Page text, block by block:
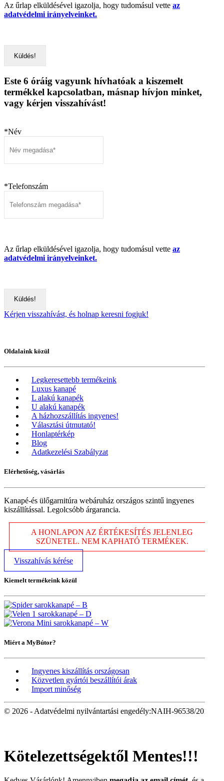
Az űrlap elküldésével igazolja, hogy tudomásul vette az
adatvédelmi irányelveinket.
Este 6 óráig vagyunk hívhatóak a kiszemelt
termékkel kapcsolatban, másnap hívjon minket,
vagy kérjen visszahívást!
*Név
*Telefonszám
Az űrlap elküldésével igazolja, hogy tudomásul vette az
adatvédelmi irányelveinket.
Kérjen visszahívást, és holnap keresni fogjuk!
Oldalaink közül
Legkeresettebb termékeink
Luxus kanapé
L alakú kanapék
U alakú kanapék
A házhozszállítás ingyenes!
Választási útmutató!
Honlaptérkép
Blog
Adatkezelési Szabályzat
Elérhetőség, vásárlás
Kanapé-és ülőgarnitúra webáruház országos szintű ingyenes
kiszállítással. Legolcsóbb árgarancia.
A HONLAPON AZ ÉRTÉKESÍTÉS JELENLEG
SZÜNETEL. NEM KAPHATÓ TERMÉKEK.
Visszahívás kérése
Kiemelt termékeink közül
Miért a MyBútor?
Ingyenes kiszállítás országosan
Közvetlen gyártói beszállítói árak
Import minőség
© 2026 - Adatvédelmi nyilvántartási engedély:NAIH-96538/2016
Kötelezettségektől Mentes!!!